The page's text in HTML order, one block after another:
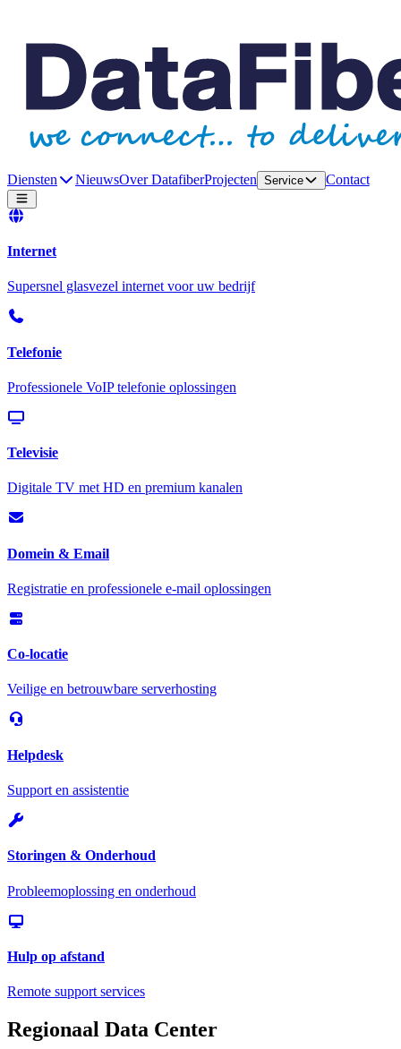
Diensten NieuwsOver DatafiberProjecten Service Contact
Internet
Supersnel glasvezel internet voor uw bedrijf
Telefonie
Professionele VoIP telefonie oplossingen
Televisie
Digitale TV met HD en premium kanalen
Domein & Email
Registratie en professionele e-mail oplossingen
Co-locatie
Veilige en betrouwbare serverhosting
Helpdesk
Support en assistentie
Storingen & Onderhoud
Probleemoplossing en onderhoud
Hulp op afstand
Remote support services
Regionaal Data Center